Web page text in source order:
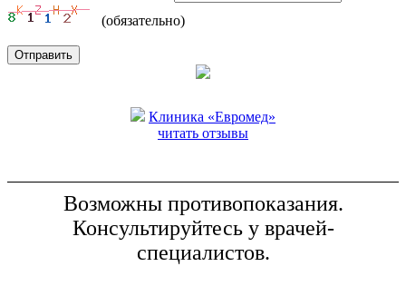
(обязательно)
Отправить
Клиника «Евромед»
читать отзывы
Возможны противопоказания.
Консультируйтесь у врачей-
специалистов.